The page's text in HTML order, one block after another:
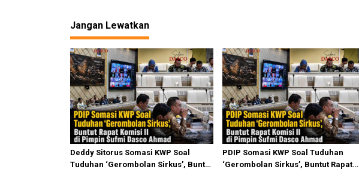
Jangan Lewatkan
Deddy Sitorus Somasi KWP Soal
Tuduhan ‘Gerombolan Sirkus’, Buntut
PDIP Somasi KWP Soal Tuduhan
‘Gerombolan Sirkus’, Buntut Rapat